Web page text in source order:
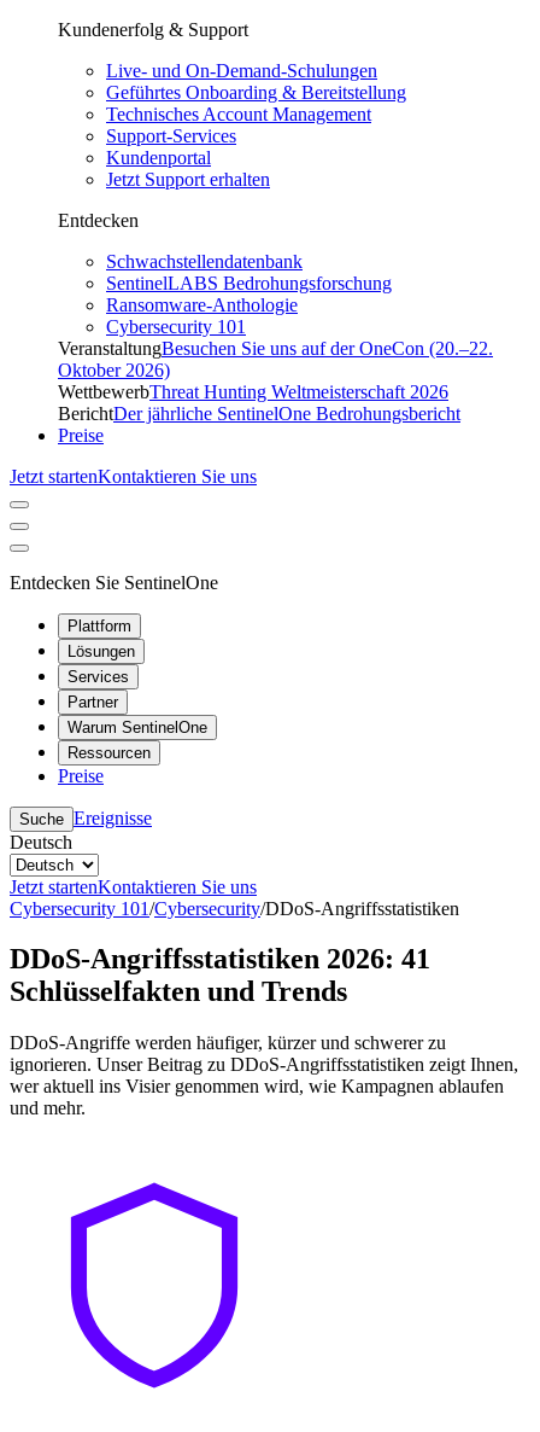
Kundenerfolg & Support
Live- und On-Demand-Schulungen
Geführtes Onboarding & Bereitstellung
Technisches Account Management
Support-Services
Kundenportal
Jetzt Support erhalten
Entdecken
Schwachstellendatenbank
SentinelLABS Bedrohungsforschung
Ransomware-Anthologie
Cybersecurity 101
VeranstaltungBesuchen Sie uns auf der OneCon (20.–22.
Oktober 2026)
WettbewerbThreat Hunting Weltmeisterschaft 2026
BerichtDer jährliche SentinelOne Bedrohungsbericht
Preise
Jetzt startenKontaktieren Sie uns
Entdecken Sie SentinelOne
Plattform
Lösungen
Services
Partner
Warum SentinelOne
Ressourcen
Preise
Suche Ereignisse
Deutsch
Jetzt startenKontaktieren Sie uns
Cybersecurity 101/Cybersecurity/DDoS-Angriffsstatistiken
DDoS-Angriffsstatistiken 2026: 41
Schlüsselfakten und Trends
DDoS-Angriffe werden häufiger, kürzer und schwerer zu
ignorieren. Unser Beitrag zu DDoS-Angriffsstatistiken zeigt Ihnen,
wer aktuell ins Visier genommen wird, wie Kampagnen ablaufen
und mehr.